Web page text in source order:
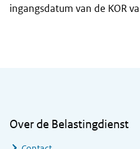
ingangsdatum van de KOR
Over de Belastingdienst